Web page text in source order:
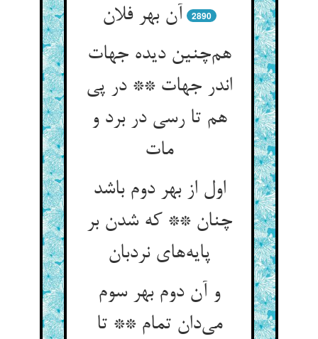
آن بهر فلان
2890
هم‌چنین دیده جهات
اندر جهات ** در پی
هم تا رسی در برد و
مات
اول از بهر دوم باشد
چنان ** که شدن بر
پایه‌های نردبان
و آن دوم بهر سوم
می‌دان تمام ** تا